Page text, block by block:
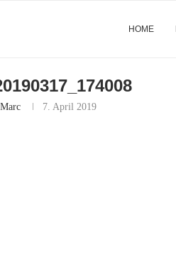
HOME
Marc 7. April 2019